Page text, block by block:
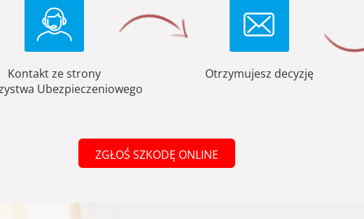
Kontakt ze strony
Ubezpieczeniowego
Otrzymujesz decyzję
ZGŁOŚ SZKODĘ ONLINE